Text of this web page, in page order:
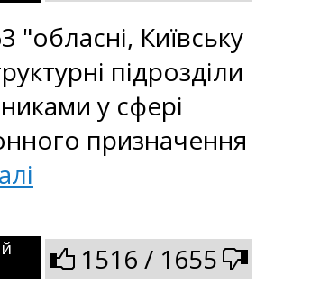
Київську
підрозділи
у сфері
призначення
1516 / 1655